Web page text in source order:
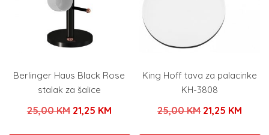
Berlinger Haus Black Rose
stalak za šalice
25,00KM Izvorna
21,25 KMTrenutna
King Hoff tava za palacinke
KH-3808
25,00KM Izvorna
21,25 KM